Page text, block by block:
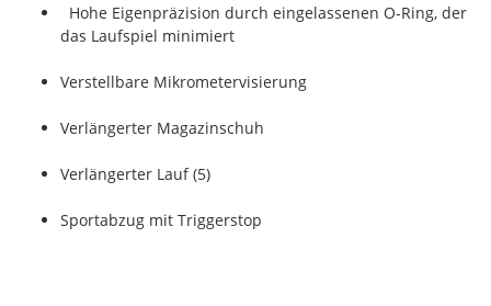
Hohe Eigenpräzision durch eingelassenen O-Ring, der
das Laufspiel minimiert
Verstellbare Mikrometervisierung
Verlängerter Magazinschuh
Verlängerter Lauf (5)
Sportabzug mit Triggerstop